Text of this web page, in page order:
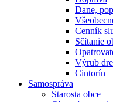
Dane,
Cenník
Sčítanie
Výrub
Cintorín
Samospráva
Starosta obce